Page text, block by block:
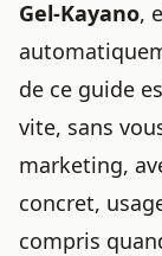
Gel-Kayano,
de ce guide
vite, sans
marketing,
concret,
compris